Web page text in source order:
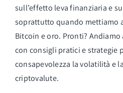
sull’effetto leva finanziaria e
soprattutto quando mettiamo
Bitcoin e oro. Pronti?
con consigli pratici e strategie
consapevolezza la volatilità e
criptovalute.